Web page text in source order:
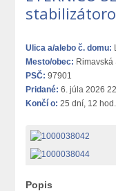
Ulica a/alebo č. domu:
Mesto/obec: Rimavská
PSČ: 97901
Pridané: 6. júla 2026
Končí o: 25 dní, 12 hod.
Popis